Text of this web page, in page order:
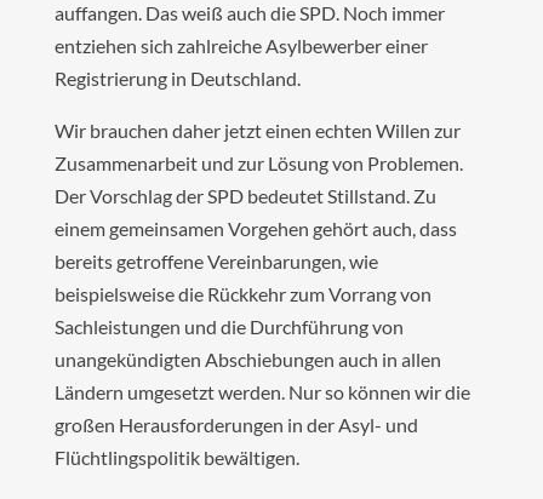
auffangen. Das weiß auch die SPD. Noch immer
entziehen sich zahlreiche Asylbewerber einer
Registrierung in Deutschland.
Wir brauchen daher jetzt einen echten Willen zur
Zusammenarbeit und zur Lösung von Problemen.
Der Vorschlag der SPD bedeutet Stillstand. Zu
einem gemeinsamen Vorgehen gehört auch, dass
bereits getroffene Vereinbarungen, wie
beispielsweise die Rückkehr zum Vorrang von
Sachleistungen und die Durchführung von
unangekündigten Abschiebungen auch in allen
Ländern umgesetzt werden. Nur so können wir die
großen Herausforderungen in der Asyl- und
Flüchtlingspolitik bewältigen.